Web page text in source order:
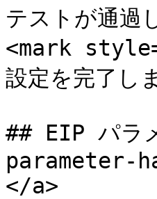
テストが通過
<mark
設定を完了し
## EIP パラ
parameter-
</a>